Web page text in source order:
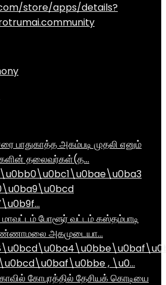
store/apps/details?
பாதுகாத்த அகம்படி முதலி எனும்
தலைவர்கள்(த…
போளூர் வட்டம் கஸ்தம்பாடி
அகமுடையா…
, \u0…
கோபுரத்தில் தேசியக் கொடியை